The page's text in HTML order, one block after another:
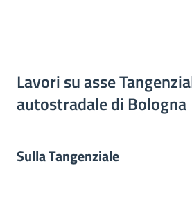
Lavori su asse
autostradale di Bologna
Sulla Tangenziale